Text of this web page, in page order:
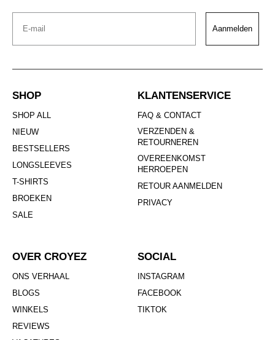
Email
Aanmelden
SHOP
SHOP ALL
NIEUW
BESTSELLERS
LONGSLEEVES
T-SHIRTS
BROEKEN
SALE
KLANTENSERVICE
FAQ & CONTACT
VERZENDEN &
RETOURNEREN
OVEREENKOMST
HERROEPEN
RETOUR AANMELDEN
PRIVACY
OVER CROYEZ
ONS VERHAAL
BLOGS
WINKELS
REVIEWS
SOCIAL
INSTAGRAM
FACEBOOK
TIKTOK